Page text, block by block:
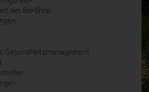
der Bio-Shop
Gesundheitsmanagement